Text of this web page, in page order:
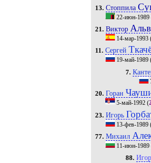
13. Стоппила
22-июн-1989
21. Виктор
14-мар-1993
11. Сергей
19-май-1989
7.
20. Горан
5-май-1992(
23. Игорь
13-фев-1989
77. Михаил
11-июн-1989
88.